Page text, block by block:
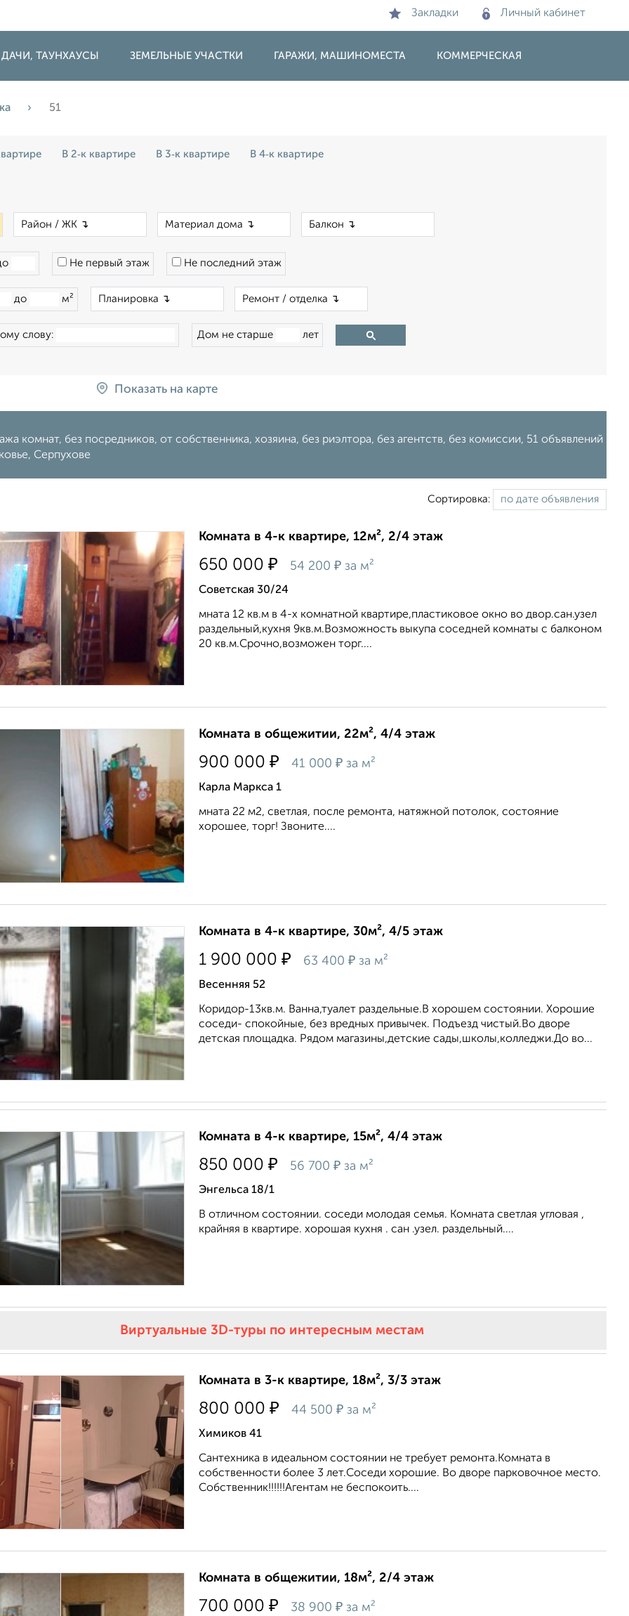
Закладки Личный кабинет
ТАУНХАУСЫ ЗЕМЕЛЬНЫЕ УЧАСТКИ ГАРАЖИ, МАШИНОМЕСТА КОММЕРЧЕСКАЯ
51
В 2‑к квартире В 3‑к квартире В 4‑к квартире
Не первый этаж Не последний этаж
до м²
слову: Дом не старше лет
Показать на карте
комнат, без посредников, от собственника, хозяина, без риэлтора, без агентств, без комиссии, 51 объявлений
Серпухове
Сортировка:
Комната в 4-к квартире, 12м², 2/4 этаж
650 000 ₽ 54 200 ₽ за м²
Советская 30/24
мната 12 кв.м в 4-х комнатной квартире,пластиковое окно во двор.сан.узел
раздельный,кухня 9кв.м.Возможность выкупа соседней комнаты с балконом
20 кв.м.Срочно,возможен торг....
Комната в общежитии, 22м², 4/4 этаж
900 000 ₽ 41 000 ₽ за м²
Карла Маркса 1
мната 22 м2, светлая, после ремонта, натяжной потолок, состояние
хорошее, торг! Звоните....
Комната в 4-к квартире, 30м², 4/5 этаж
1 900 000 ₽ 63 400 ₽ за м²
Весенняя 52
Коридор-13кв.м. Ванна,туалет раздельные.В хорошем состоянии. Хорошие
соседи- спокойные, без вредных привычек. Подъезд чистый.Во дворе
детская площадка. Рядом магазины,детские сады,школы,колледжи.До во...
Комната в 4-к квартире, 15м², 4/4 этаж
850 000 ₽ 56 700 ₽ за м²
Энгельса 18/1
В отличном состоянии. соседи молодая семья. Комната светлая угловая ,
крайняя в квартире. хорошая кухня . сан .узел. раздельный....
Виртуальные 3D-туры по интересным местам
Комната в 3-к квартире, 18м², 3/3 этаж
800 000 ₽ 44 500 ₽ за м²
Химиков 41
Сантехника в идеальном состоянии не требует ремонта.Комната в
собственности более 3 лет.Соседи хорошие. Во дворе парковочное место.
Собственник!!!!!!Агентам не беспокоить....
Комната в общежитии, 18м², 2/4 этаж
700 000 ₽ 38 900 ₽ за м²